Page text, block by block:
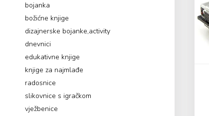
bojanka
božićne knjige
dizajnerske bojanke,activity
dnevnici
edukativne knjige
knjige za najmlađe
radosnice
slikovnice s igračkom
vježbenice